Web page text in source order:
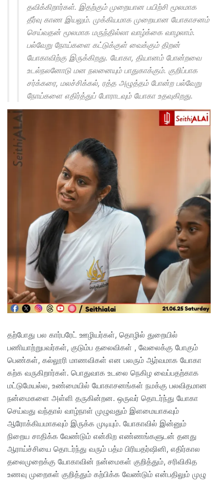
தவிக்கிறார்கள். இதற்கும் முறையான பயிற்சி மூலமாக
தீர்வு காண இயலும். முக்கியமாக முறையான யோகாசனம்
செய்வதன் மூலமாக மருந்தில்லா வாழ்க்கை வாழலாம்.
பல்வேறு நோய்களை கட்டுக்குள் வைக்கும் திறன்
யோகாவிற்கு இருக்கிறது. யோகா, தியானம் போன்றவை
உடல்நலனோடு மன நலனையும் பாதுகாக்கும். குறிப்பாக
சர்க்கரை, மலச்சிக்கல், ரத்த அழுத்தம் போன்ற பல்வேறு
நோய்களை எதிர்த்துப் போராடவும் யோகா உதவுகிறது.
தற்போது பல கார்பரேட் ஊழியர்கள், தொழில் துறையில்
பணியாற்றுபவர்கள், குடும்ப தலைவிகள் , வேலைக்கு போகும்
பெண்கள், கல்லூரி மாணவிகள் என பலரும் ஆர்வமாக யோகா
கற்க வருகிறார்கள். பொதுவாக உடலை நெகிழ வைப்பதற்காக
மட்டுமேயல்ல, உண்மையில் யோகாசனங்கள் நமக்கு பலவிதமான
நன்மைகளை அள்ளி தருகின்றன. ஒருவர் தொடர்ந்து யோகா
செய்வது வந்தால் வாழ்நாள் முழுவதும் இளமையாகவும்
ஆரோக்கியமாகவும் இருக்க முடியும். யோகாவில் இன்னும்
நிறைய சாதிக்க வேண்டும் என்கிற எண்ணங்களுடன் தனது
ஆராய்ச்சியை தொடர்ந்து வரும் பத்ம பிரியதர்ஷினி, எதிர்கால
தலைமுறைக்கு யோகாவின் நன்மைகள் குறித்தும், சரிவிகித
உணவு முறைகள் குறித்தும் கற்பிக்க வேண்டும் என்பதிலும் முழு